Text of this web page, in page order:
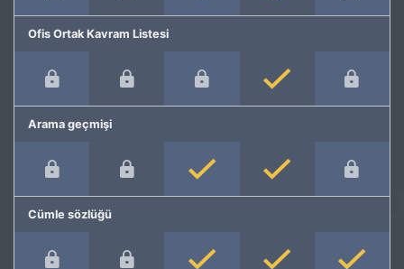
Ofis Ortak Kavram Listesi
Arama geçmişi
Cümle sözlüğü